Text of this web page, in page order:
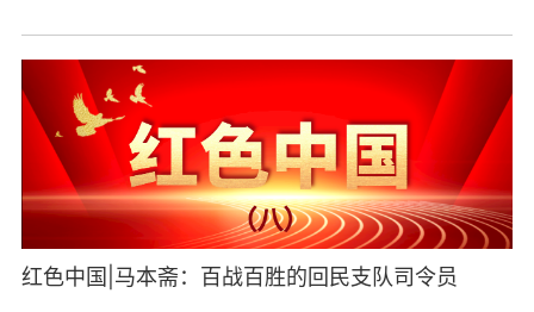
红色中国|马本斋：百战百胜的回民支队司令员